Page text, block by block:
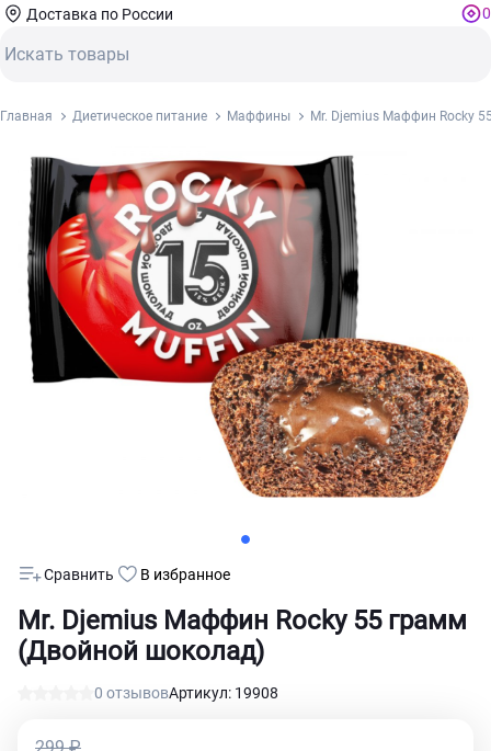
Доставка по России 0
Главная Диетическое питание Маффины Mr. Djemius Маффин Rocky
Mr. Djemius Маффин Rocky 55 грамм
(Двойной шоколад)
0 отзывовАртикул: 19908
Сравнить В избранное